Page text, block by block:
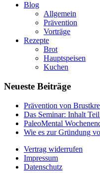
Blog
Allgemein
Prävention
Vorträge
Rezepte
Brot
Hauptspeisen
Kuchen
Neueste Beiträge
Prävention von
Das Seminar: Inhalt
PaleoMental
Wie es zur Gründung
Vertrag widerrufen
Impressum
Datenschutz